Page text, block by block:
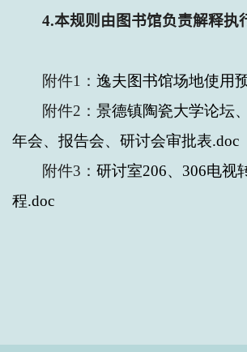
4.本规则由图书馆负责解释执
附件1：逸夫图书馆场地使用
附件2：景德镇陶瓷大学论坛
年会、报告会、研讨会审批表.doc
附件3：研讨室206、306电视
程.doc